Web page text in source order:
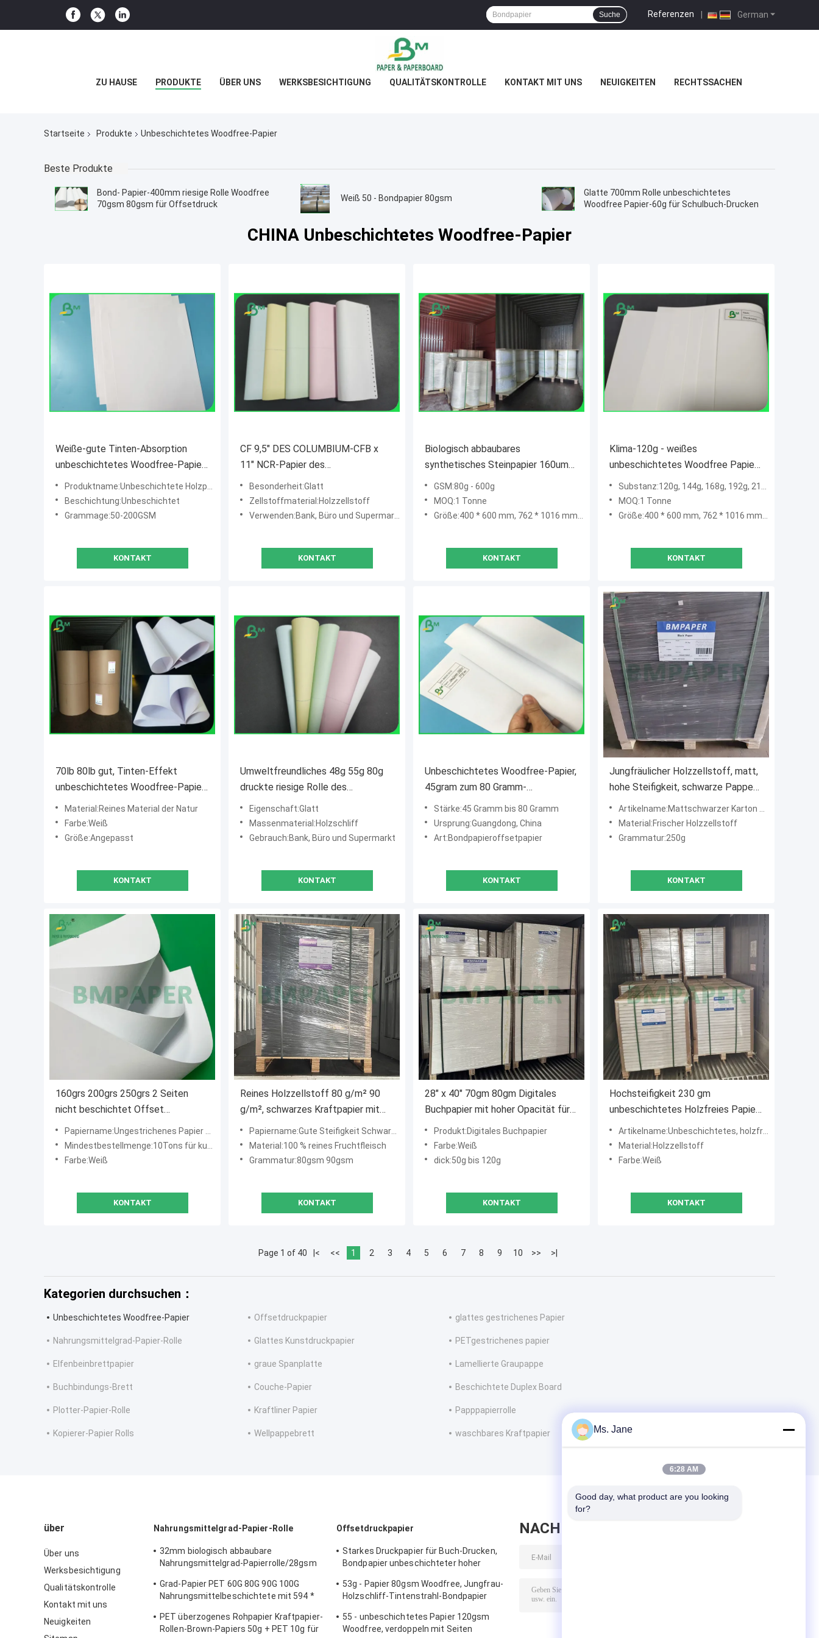
German
Referenzen |
Suche
ZU HAUSE PRODUKTE ÜBER UNS WERKSBESICHTIGUNG QUALITÄTSKONTROLLE KONTAKT MIT UNS NEUIGKEITEN RECHTSSACHEN
Startseite Produkte Unbeschichtetes Woodfree-Papier
Beste Produkte
Bond- Papier-400mm riesige Rolle Woodfree
70gsm 80gsm für Offsetdruck
Weiß 50 - Bondpapier 80gsm
Glatte 700mm Rolle unbeschichtetes
Woodfree Papier-60g für Schulbuch-Drucken
CHINA Unbeschichtetes Woodfree-Papier
Weiße-gute Tinten-Absorption
unbeschichtetes Woodfree-Papier
für den Druck des Schullehrbuchs
Produktname:Unbeschichtete Holzpapier
Beschichtung:Unbeschichtet
Grammage:50-200GSM
KONTAKT
CF 9,5" DES COLUMBIUM-CFB x
11" NCR-Papier des
selbstdurchschreibenden Papiers
für Thermal-Drucker klären Bild
Besonderheit:Glatt
Zellstoffmaterial:Holzzellstoff
Verwenden:Bank, Büro und Supermarkt
KONTAKT
Biologisch abbaubares
synthetisches Steinpapier 160um
200um für Anzeigen-Riss-
Widerstand
GSM:80g - 600g
MOQ:1 Tonne
Größe:400 * 600 mm, 762 * 1016 mm, 787 * 1092 mm
KONTAKT
Klima-120g - weißes
unbeschichtetes Woodfree Papier
240g für das Notizbuch
wasserdicht
Substanz:120g, 144g, 168g, 192g, 216g, 240g
MOQ:1 Tonne
Größe:400 * 600 mm, 762 * 1016 mm, 787 * 1092 mm
KONTAKT
70lb 80lb gut, Tinten-Effekt
unbeschichtetes Woodfree-Papier
im Spulen-oder Blatt-Paket
absorbierend
Material:Reines Material der Natur
Farbe:Weiß
Größe:Angepasst
KONTAKT
Umweltfreundliches 48g 55g 80g
druckte riesige Rolle des
selbstdurchschreibenden Papiers
für Büro
Eigenschaft:Glatt
Massenmaterial:Holzschliff
Gebrauch:Bank, Büro und Supermarkt
KONTAKT
Unbeschichtetes Woodfree-Papier,
45gram zum 80 Gramm-
Offsetdruck-Papier-Zeitungs-Blatt
Stärke:45 Gramm bis 80 Gramm
Ursprung:Guangdong, China
Art:Bondpapieroffsetpapier
KONTAKT
Jungfräulicher Holzzellstoff, matt,
hohe Steifigkeit, schwarze Pappe
250g für High-End-Verpackungen
Artikelname:Mattschwarzer Karton mit hoher Steifigkeit, 250 g
Material:Frischer Holzzellstoff
Grammatur:250g
KONTAKT
160grs 200grs 250grs 2 Seiten
nicht beschichtet Offset
Holzfreies Papier Weiße
Bindungsrollen
Papiername:Ungestrichenes Papier mit hoher Dicke
Mindestbestellmenge:10Tons für kundengebundene Größe
Farbe:Weiß
KONTAKT
Reines Holzzellstoff 80 g/m² 90
g/m², schwarzes Kraftpapier mit
guter Steifigkeit für
Beutelschüssel
Papiername:Gute Steifigkeit Schwarzes Kraftpapier
Material:100 % reines Fruchtfleisch
Grammatur:80gsm 90gsm
KONTAKT
28" x 40" 70gm 80gm Digitales
Buchpapier mit hoher Opacität für
gedruckte Romane
Produkt:Digitales Buchpapier
Farbe:Weiß
dick:50g bis 120g
KONTAKT
Hochsteifigkeit 230 gm
unbeschichtetes Holzfreies Papier
für digitales Druckpapier
Artikelname:Unbeschichtetes, holzfreies Papier mit hoher Steifigkeit, 230 g/m²
Material:Holzzellstoff
Farbe:Weiß
KONTAKT
Page 1 of 40 |< << 1 2 3 4 5 6 7 8 9 10 >> >|
Kategorien durchsuchen：
Unbeschichtetes Woodfree-Papier Offsetdruckpapier glattes gestrichenes Papier
Nahrungsmittelgrad-Papier-Rolle Glattes Kunstdruckpapier PETgestrichenes papier
Elfenbeinbrettpapier graue Spanplatte Lamellierte Graupappe
Buchbindungs-Brett Couche-Papier Beschichtete Duplex Board
Plotter-Papier-Rolle Kraftliner Papier Papppapierrolle
Kopierer-Papier Rolls Wellpappebrett waschbares Kraftpapier
über
Über uns
Werksbesichtigung
Qualitätskontrolle
Kontakt mit uns
Neuigkeiten
Nahrungsmittelgrad-Papier-Rolle
32mm biologisch abbaubare
Nahrungsmittelgrad-Papierrolle/28gsm
Grad-Papier PET 60G 80G 90G 100G
Nahrungsmittelbeschichtete mit 594 *
PET überzogenes Rohpapier Kraftpapier-
Rollen-Brown-Papiers 50g + PET 10g für
Offsetdruckpapier
Starkes Druckpapier für Buch-Drucken,
Bondpapier unbeschichteter hoher
53g - Papier 80gsm Woodfree, Jungfrau-
Holzschliff-Tintenstrahl-Bondpapier
55 - unbeschichtetes Papier 120gsm
Woodfree, verdoppeln mit Seiten
NACHRICHT HINTERLASSEN
Ms. Jane
6:28 AM
Good day, what product are you looking
for?